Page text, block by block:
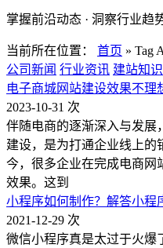
掌握前沿动态 · 洞察行业趋
当前所在位置： 首页 » Tag
公司新闻 行业资讯 建站知识
电子商城网站建设效果不理
2023-10-31 次
伴随电商的逐渐深入与发展
建设，是为打通企业线上的
今，很多企业在完成电商网
效果。这到
小程序如何制作？解答小程
2021-12-29 次
微信小程序真是太过于火爆